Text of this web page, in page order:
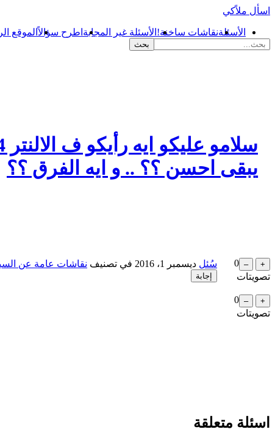
اسأل ملاًكي
الأسئلةنقاشات ساخنة! الأسئلة غير المجابة اطرح سؤالاًالموقع
يبقى احسن ؟؟ .. و ايه الفرق ؟؟
0
تصويتات
سُئل ديسمبر 1، 2016 في تصنيف نقاشات عامة عن
0
تصويتات
اسئلة متعلقة